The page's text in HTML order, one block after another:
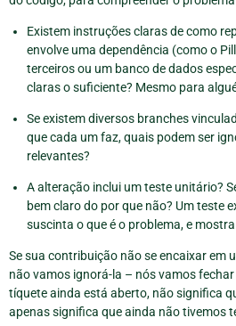
Existem instruções claras de como
envolve uma dependência (como o
terceiros ou um banco de dados
claras o suficiente? Mesmo para
Se existem diversos branches
que cada um faz, quais podem ser
relevantes?
A alteração inclui um teste unitário?
bem claro do por que não? Um teste
suscinta o que é o problema, e
Se sua contribuição não se encaixar em
não vamos ignorá-la – nós vamos
tíquete ainda está aberto, não significa
apenas significa que ainda não tivemos